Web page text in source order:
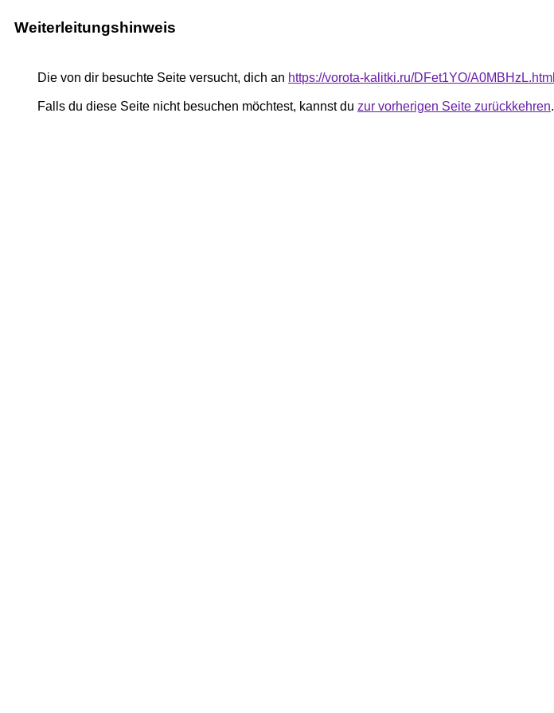
Weiterleitungshinweis
Die von dir besuchte Seite versucht, dich an https://vorota-kalitki.ru/DFet1YO/A0MBHzL.html
Falls du diese Seite nicht besuchen möchtest, kannst du zur vorherigen Seite zurückkehren.